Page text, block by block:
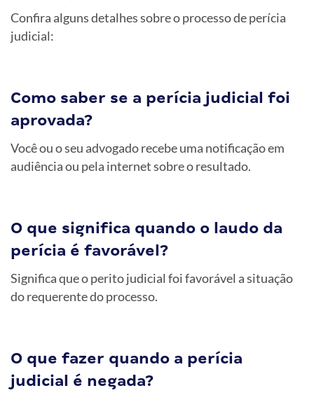
Confira alguns detalhes sobre o processo de perícia
judicial:
Como saber se a perícia judicial foi
aprovada?
Você ou o seu advogado recebe uma notificação em
audiência ou pela internet sobre o resultado.
O que significa quando o laudo da
perícia é favorável?
Significa que o perito judicial foi favorável a situação
do requerente do processo.
O que fazer quando a perícia
judicial é negada?